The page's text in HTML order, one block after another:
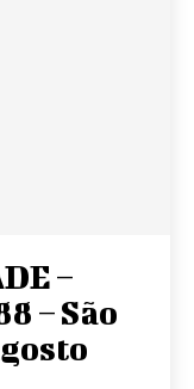
–
– São